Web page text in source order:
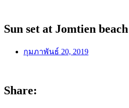
Sun set at Jomtien beach
กุมภาพันธ์ 20, 2019
Share: